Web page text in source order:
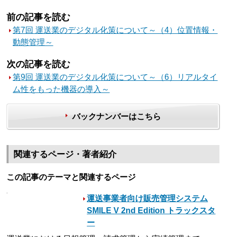
前の記事を読む
第7回 運送業のデジタル化策について～（4）位置情報・
動態管理～
次の記事を読む
第9回 運送業のデジタル化策について～（6）リアルタイ
ム性をもった機器の導入～
バックナンバーはこちら
関連するページ・著者紹介
この記事のテーマと関連するページ
運送事業者向け販売管理システム
SMILE V 2nd Edition トラックスタ
ー